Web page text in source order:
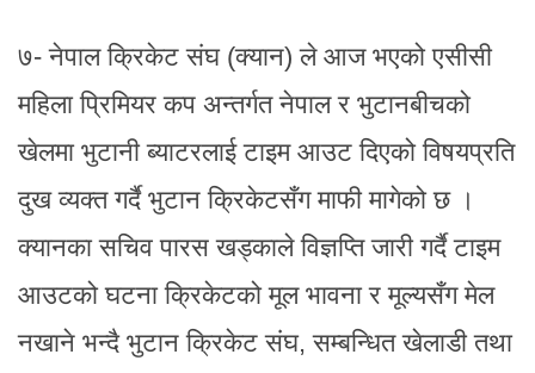
७- नेपाल क्रिकेट संघ (क्यान) ले आज भएको एसीसी
महिला प्रिमियर कप अन्तर्गत नेपाल र भुटानबीचको
खेलमा भुटानी ब्याटरलाई टाइम आउट दिएको विषयप्रति
दुख व्यक्त गर्दै भुटान क्रिकेटसँग माफी मागेको छ ।
क्यानका सचिव पारस खड्काले विज्ञप्ति जारी गर्दै टाइम
आउटको घटना क्रिकेटको मूल भावना र मूल्यसँग मेल
नखाने भन्दै भुटान क्रिकेट संघ, सम्बन्धित खेलाडी तथा